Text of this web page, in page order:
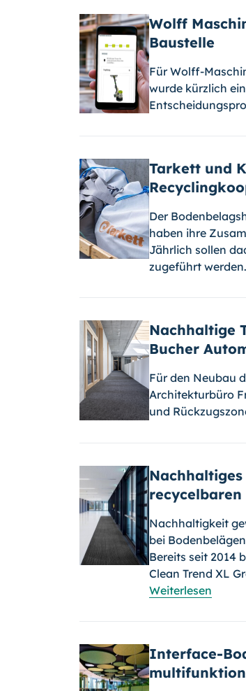
Wolff
Baustelle
Für Wolff-
wurde kürzlich
Tarkett und
Der
haben ihre
Jährlich sollen
zugeführt werden.
Nachhaltige
Bucher
Für den Neubau
Architekturbüro
und
Nachhaltigkeit
bei
Bereits seit 2014
Clean Trend XL
Weiterlesen
Interface-